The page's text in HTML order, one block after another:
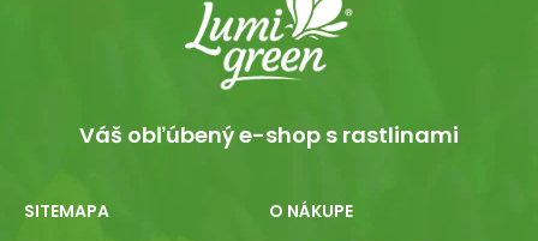
Váš obľúbený e-shop s rastlinami
SITEMAPA O NÁKUPE